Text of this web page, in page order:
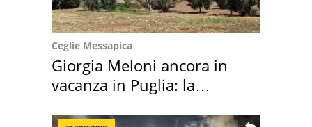
Ceglie Messapica
Giorgia Meloni ancora in
vacanza in Puglia: la